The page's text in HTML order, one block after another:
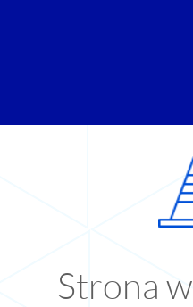
Strona